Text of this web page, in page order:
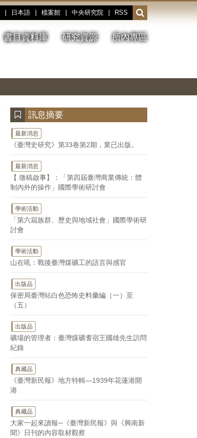
日本語 檔案館 中央研究院 RSS
開
啟
或
收
書目資料庫 研究資源 所內專區
停、
圖
圖
結
訊息摘要
最新消息
《臺灣史研究》第33卷第2期，業已出版。
最新消息
【 徵稿啟事】：「第四屆臺灣商業傳統：體
制內外的操作」國際學術研討會
學術活動
「第六屆族群、歷史與地域社會」國際學術研
討會
學術活動
山在吼：戰後臺灣煤礦工的語言與感官
出版品
保密局臺灣站白色恐怖史料彙編（一）至
（五）
出版品
礦場的管理者：臺灣煤礦耆宿王國雄先生訪問
紀錄
典藏品
《臺灣新民報》地方特輯—1939年花蓮港開
港
典藏品
大家一起來讀報─《臺灣新民報》與《興南新
聞》日刊的內容取材觀察